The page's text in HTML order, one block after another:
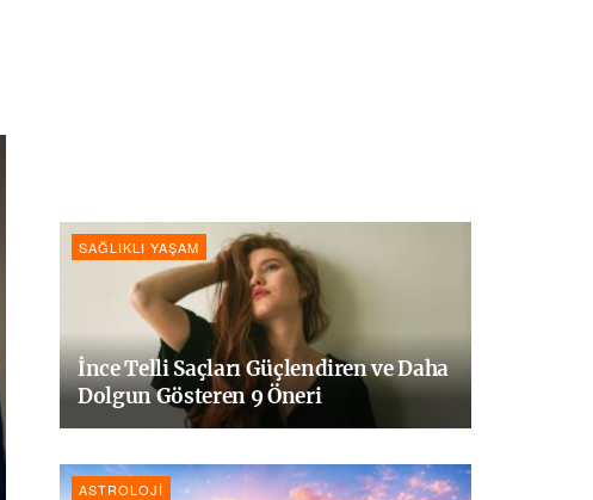
SAĞLIKLI YAŞAM
İnce Telli Saçları Güçlendiren ve Daha
Dolgun Gösteren 9 Öneri
ASTROLOJI